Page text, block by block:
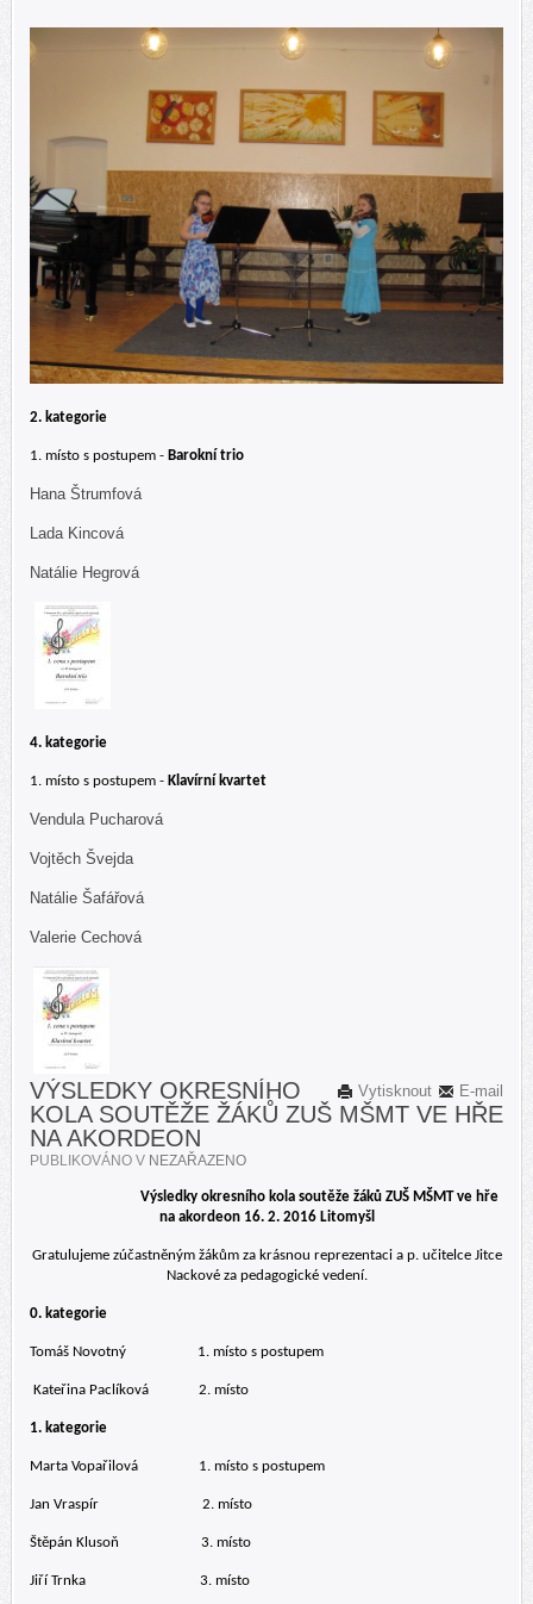
2. kategorie
1. místo s postupem - Barokní trio
Hana Štrumfová
Lada Kincová
Natálie Hegrová
4. kategorie
1. místo s postupem - Klavírní kvartet
Vendula Pucharová
Vojtěch Švejda
Natálie Šafářová
Valerie Cechová
E-mail
Vytisknout
VÝSLEDKY OKRESNÍHO
KOLA SOUTĚŽE ŽÁKŮ ZUŠ MŠMT VE HŘE
NA AKORDEON
PUBLIKOVÁNO V NEZAŘAZENO
Výsledky okresního kola soutěže žáků ZUŠ MŠMT ve hře
na akordeon 16. 2. 2016 Litomyšl
Gratulujeme zúčastněným žákům za krásnou reprezentaci a p. učitelce Jitce
Nackové za pedagogické vedení.
0. kategorie
Tomáš Novotný 1. místo s postupem
Kateřina Paclíková 2. místo
1. kategorie
Marta Vopařilová 1. místo s postupem
Jan Vraspír 2. místo
Štěpán Klusoň 3. místo
Jiří Trnka 3. místo